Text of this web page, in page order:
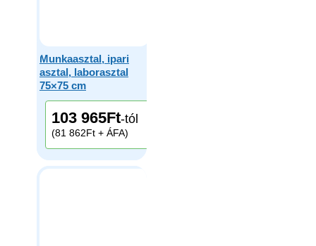
Munkaasztal, ipari
asztal, laborasztal
75×75 cm
103 965Ft-tól
(81 862Ft + ÁFA)